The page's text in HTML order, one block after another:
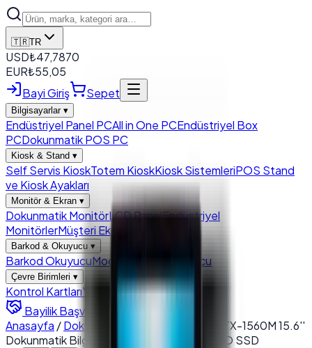
🇹🇷TR
USD₺47,7870
EUR₺55,05
Bayi Giriş
Sepet
Bilgisayarlar ▾
Endüstriyel Panel PCAll in One PCEndüstriyel Box
PCDokunmatik POS PC
Kiosk & Stand ▾
Self Servis KioskTotem KioskKiosk SistemleriPOS Stand
ve Kiosk Ayakları
Monitör & Ekran ▾
Dokunmatik MonitörLCD PanelEndustriyel
MonitörlerMüşteri Ekranları
Barkod & Okuyucu ▾
Barkod OkuyucuModül Barkod Okuyucu
Çevre Birimleri ▾
Kontrol KartlarıYazıcı
Para Çekmecesi
Bayilik Başvurusu
Anasayfa /Dokunmatik POS PC
PosTürk TX-1560M 15.6''
Dokunmatik Bilgisayar J 4125 8GB DDR4 NO SSD